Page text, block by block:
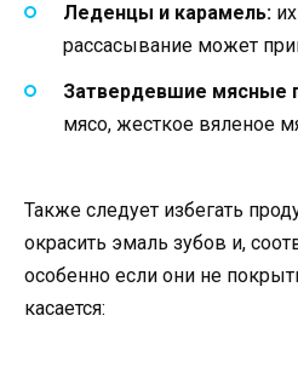
Леденцы и карамель:
рассасывание может
Затвердевшие мясные
мясо, жесткое вяленое
Также следует избегать
окрасить эмаль зубов и,
особенно если они не
касается: